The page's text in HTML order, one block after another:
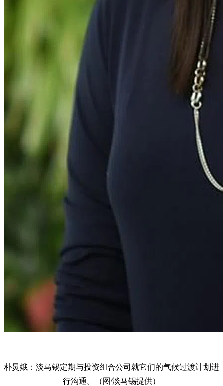
朴炅娥：淡马锡定期与投资组合公司就它们的气候过渡计划进
行沟通。（图/淡马锡提供）